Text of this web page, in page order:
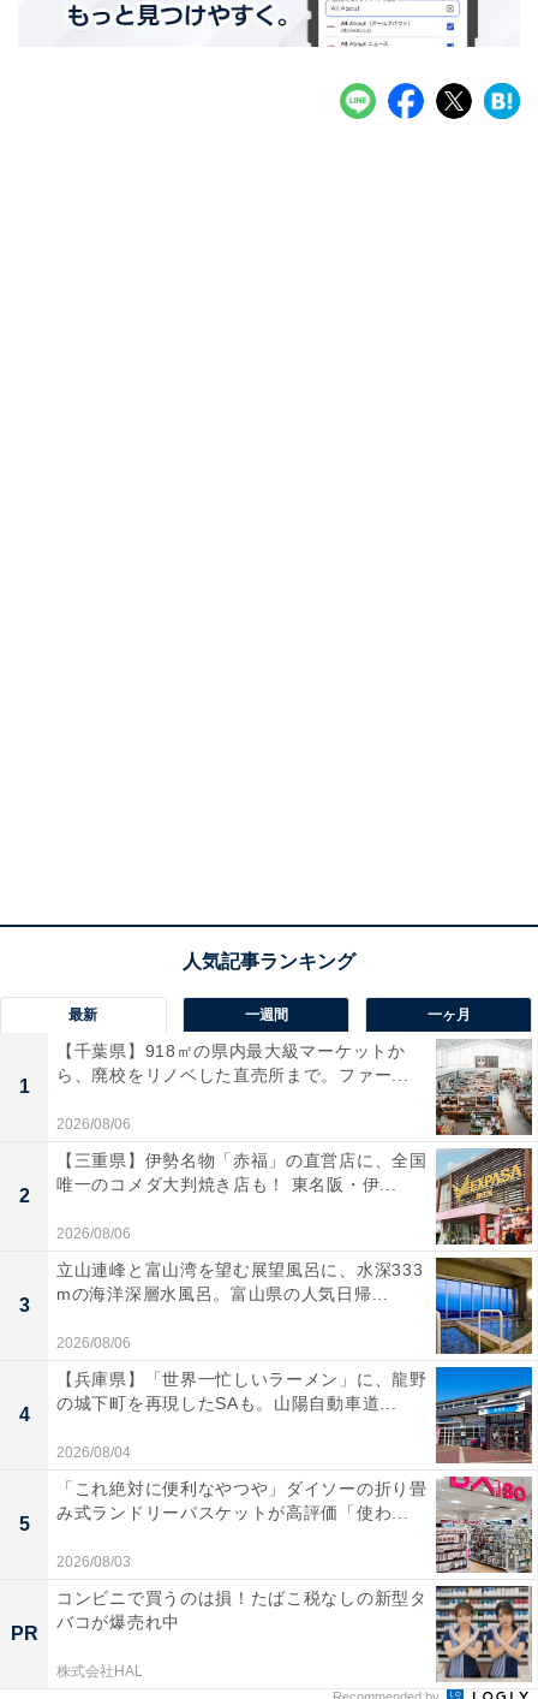
最新 一週間 一ヶ月
1
【千葉県】918㎡の県内最大級マーケットか
ら、廃校をリノベした直売所まで。ファー...
2026/08/06
2
【三重県】伊勢名物「赤福」の直営店に、全国
唯一のコメダ大判焼き店も！ 東名阪・伊...
2026/08/06
3
立山連峰と富山湾を望む展望風呂に、水深333
mの海洋深層水風呂。富山県の人気日帰...
2026/08/06
4
【兵庫県】「世界一忙しいラーメン」に、龍野
の城下町を再現したSAも。山陽自動車道...
2026/08/04
5
「これ絶対に便利なやつや」ダイソーの折り畳
み式ランドリーバスケットが高評価「使わ...
2026/08/03
PR
コンビニで買うのは損！たばこ税なしの新型タ
バコが爆売れ中
株式会社HAL